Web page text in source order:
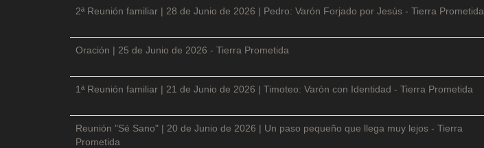
2ª Reunión familiar | 28 de Junio de 2026 | Pedro: Varón Forjado por Jesús - Tierra Prometida
Oración | 25 de Junio de 2026 - Tierra Prometida
1ª Reunión familiar | 21 de Junio de 2026 | Timoteo: Varón con Identidad - Tierra Prometida
Reunión "Sé Sano" | 20 de Junio de 2026 | Un paso pequeño que llega muy lejos - Tierra
Prometida